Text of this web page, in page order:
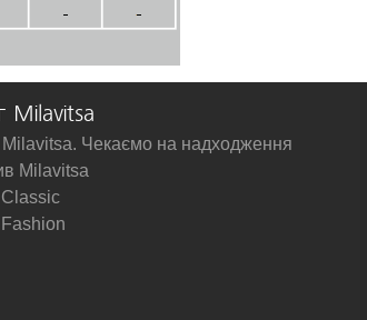
Milavitsa
Чекаємо на надходження
Milavitsa